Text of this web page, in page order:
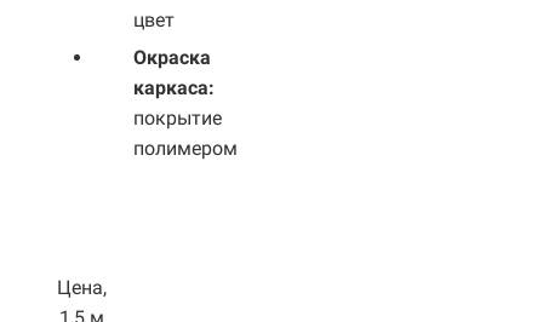
цвет
Окраска
каркаса:
покрытие
полимером
Цена,